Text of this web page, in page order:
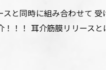
スと同時に組み合わせて
！！！ 耳介筋膜リリース